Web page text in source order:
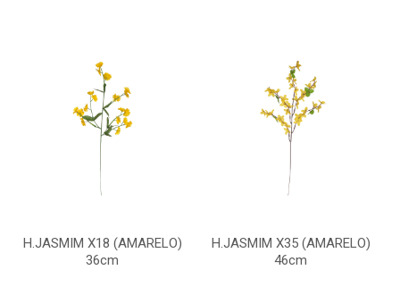
H.JASMIM X18 (AMARELO)
36cm
H.JASMIM X35 (AMARELO)
46cm